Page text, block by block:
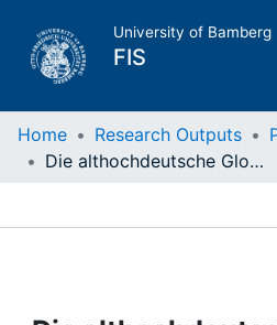
University of Bamberg
FIS
Home
Projects
Home Research Outputs
Die althochdeutsche Glossenüberlieferung des 8. Jahrhunderts.